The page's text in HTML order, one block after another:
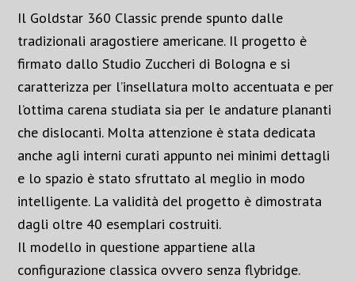
Il Goldstar 360 Classic prende spunto dalle
tradizionali aragostiere americane. Il progetto è
firmato dallo Studio Zuccheri di Bologna e si
caratterizza per l’insellatura molto accentuata e per
l’ottima carena studiata sia per le andature plananti
che dislocanti. Molta attenzione è stata dedicata
anche agli interni curati appunto nei minimi dettagli
e lo spazio è stato sfruttato al meglio in modo
intelligente. La validità del progetto è dimostrata
dagli oltre 40 esemplari costruiti.
Il modello in questione appartiene alla
configurazione classica ovvero senza flybridge.